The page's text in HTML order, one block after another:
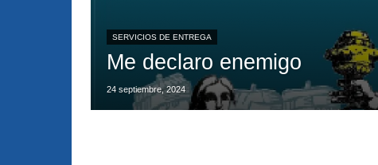
SERVICIOS DE ENTREGA
Me declaro enemigo
24 septiembre, 2024